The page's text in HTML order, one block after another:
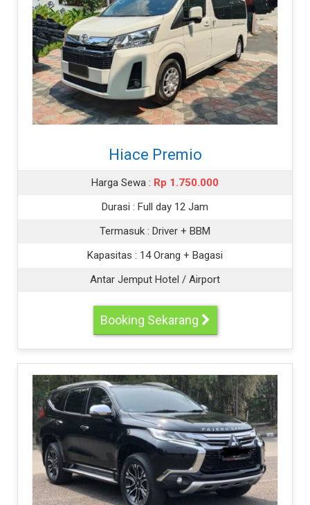
Hiace Premio
Harga Sewa : Rp 1.750.000
Durasi : Full day 12 Jam
Termasuk : Driver + BBM
Kapasitas : 14 Orang + Bagasi
Antar Jemput Hotel / Airport
Booking Sekarang